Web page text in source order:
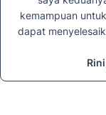
kemampuan
dapat